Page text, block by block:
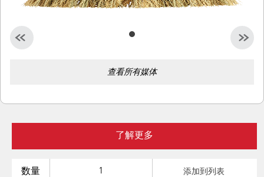
查看所有媒体
了解更多
数量 添加到列表